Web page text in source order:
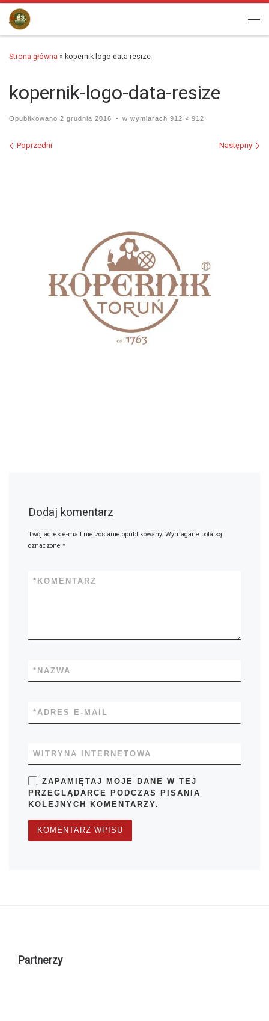
Przejdź do treści
Strona główna » kopernik-logo-data-resize
kopernik-logo-data-resize
Opublikowano 2 grudnia 2016 - w wymiarach 912 × 912
Nawigacja po obrazach
Poprzedni Następny
Dodaj komentarz
Twój adres e-mail nie zostanie opublikowany. Wymagane pola są
oznaczone*
KOMENTARZ
*
NAZWA
*
ADRES E-MAIL
*
WITRYNA INTERNETOWA
ZAPAMIĘTAJ MOJE DANE W TEJ
PRZEGLĄDARCE PODCZAS PISANIA
KOLEJNYCH KOMENTARZY.
Partnerzy